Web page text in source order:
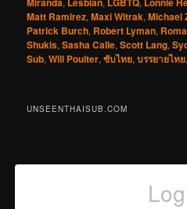
Matt Ramirez,Maxi Witrak,Michael
Patrick Burch, Robert Lyman,
Shukis,Sasha Calle,Scott Lang,
Sub,Will Poulter,ซับไทย,บรรยายไทย
UNSEENTHAISUB.COM